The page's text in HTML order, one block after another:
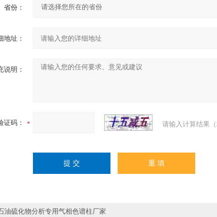
省份：
地址：
说明：
证码： 请输入计算结果
油硫化物分析专用气相色谱柱厂家